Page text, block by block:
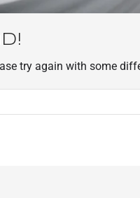
try again with some